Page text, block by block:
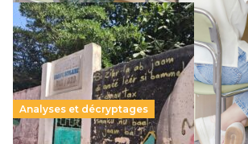
Analyses et décryptages